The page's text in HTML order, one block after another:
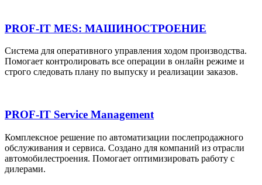
PROF-IT MES: МАШИНОСТРОЕНИЕ
Система для оперативного управления ходом производства.
Помогает контролировать все операции в онлайн режиме и
строго следовать плану по выпуску и реализации заказов.
PROF-IT Service Management
Комплексное решение по автоматизации послепродажного
обслуживания и сервиса. Создано для компаний из отрасли
автомобилестроения. Помогает оптимизировать работу с
дилерами.